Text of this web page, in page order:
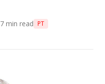
7 min read PT